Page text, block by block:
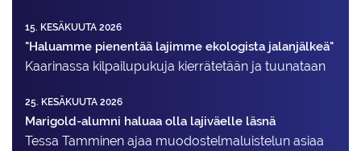
15. KESÄKUUTA 2026
"Haluamme pienentää lajimme ekologista jalanjälkeä"
Kaarinassa kilpailupukuja kierrätetään ja tuunataan
25. KESÄKUUTA 2026
Marigold-alumni haluaa olla lajiväelle läsnä
Tessa Tamminen ajaa muodostelma­luistelun asiaa